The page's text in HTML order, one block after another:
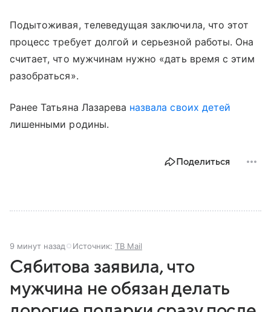
Подытоживая, телеведущая заключила, что этот
процесс требует долгой и серьезной работы. Она
считает, что мужчинам нужно «дать время с этим
разобраться».
Ранее Татьяна Лазарева назвала своих детей
лишенными родины.
Поделиться
9 минут назад Источник: ТВ Mail
Сябитова заявила, что
мужчина не обязан делать